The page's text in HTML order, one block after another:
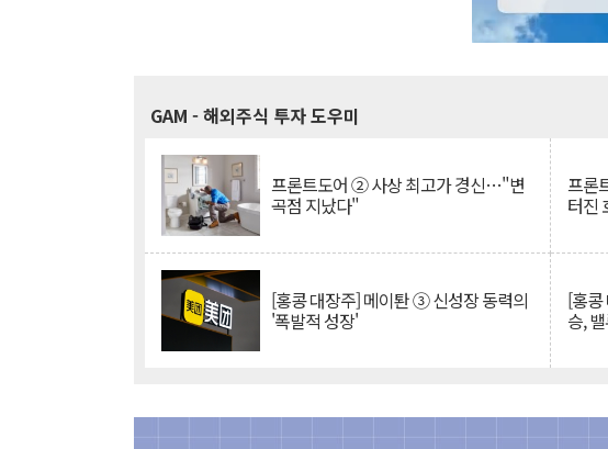
GAM - 해외주식 투자 도우미
프론트도어 ② 사상 최고가 경신…"변
곡점 지났다"
프론
터진
[홍콩 대장주] 메이퇀 ③ 신성장 동력의
'폭발적 성장'
[홍
승,